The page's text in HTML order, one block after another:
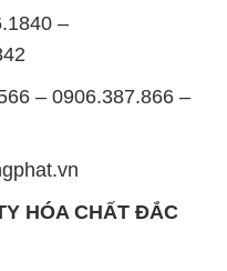
–
– 0906.387.866 –
HÓA CHẤT ĐẮC